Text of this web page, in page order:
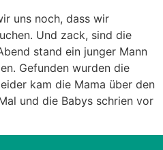
uns noch, dass wir
Und zack, sind die
stand ein junger Mann
Gefunden wurden die
kam die Mama über den
und die Babys schrien vor